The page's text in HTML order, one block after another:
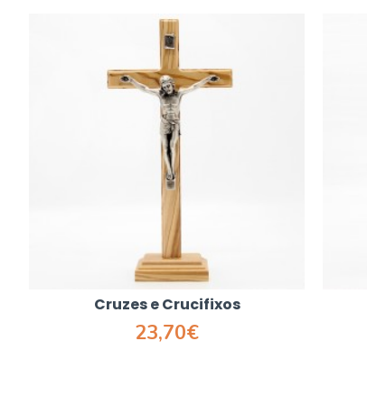
Cruzes e Crucifixos
23,70€